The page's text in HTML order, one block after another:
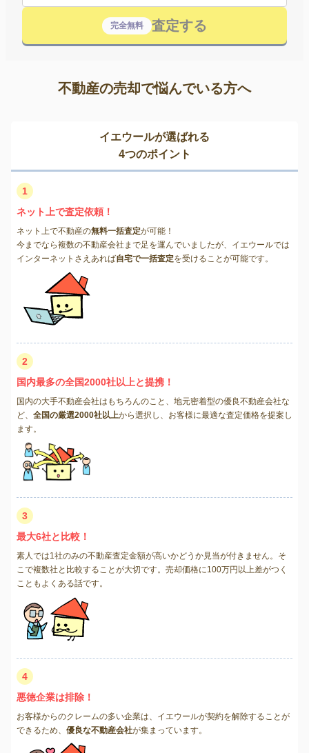
完全無料 査定する
不動産の売却で悩んでいる方へ
イエウールが選ばれる
4つのポイント
1
ネット上で査定依頼！
ネット上で不動産の無料一括査定が可能！
今までなら複数の不動産会社まで足を運んでいましたが、イエウールでは
インターネットさえあれば自宅で一括査定を受けることが可能です。
2
国内最多の全国2000社以上と提携！
国内の大手不動産会社はもちろんのこと、地元密着型の優良不動産会社な
ど、 全国の厳選2000社以上から選択し、お客様に最適な査定価格を提案し
ます。
3
最大6社と比較！
素人では1社のみの不動産査定金額が高いかどうか見当が付きません。そ
こで複数社と比較することが大切です。売却価格に100万円以上差がつく
こともよくある話です。
4
悪徳企業は排除！
お客様からのクレームの多い企業は、イエウールが契約を解除することが
できるため、 優良な不動産会社が集まっています。